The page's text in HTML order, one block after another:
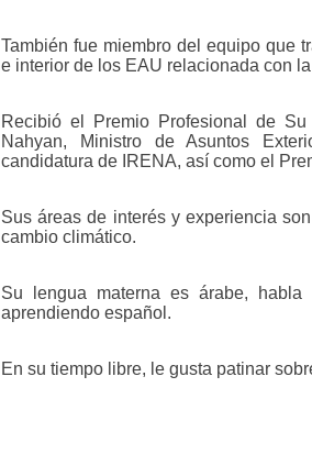
También fue miembro del equipo que
e interior de los EAU relacionada con
Recibió el Premio Profesional de
Nahyan, Ministro de Asuntos
candidatura de IRENA, así como el
Sus áreas de interés y experiencia
cambio climático.
Su lengua materna es árabe,
aprendiendo español.
En su tiempo libre, le gusta patinar